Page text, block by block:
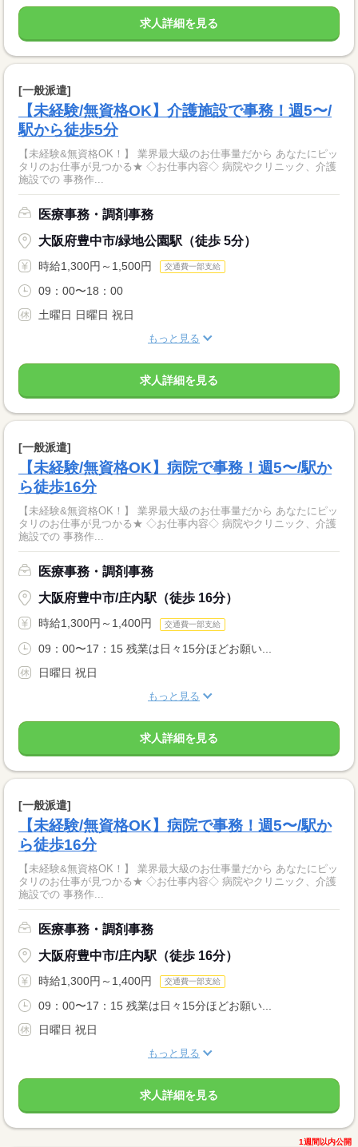
求人詳細を見る
[一般派遣]
【未経験/無資格OK】介護施設で事務！週5〜/
駅から徒歩5分
【未経験&無資格OK！】 業界最大級のお仕事量だから あなたにピッ
タリのお仕事が見つかる★ ◇お仕事内容◇ 病院やクリニック、介護
施設での 事務作...
医療事務・調剤事務
大阪府豊中市/緑地公園駅（徒歩 5分）
時給1,300円～1,500円 交通費一部支給
09：00〜18：00
土曜日 日曜日 祝日
もっと見る
求人詳細を見る
[一般派遣]
【未経験/無資格OK】病院で事務！週5〜/駅か
ら徒歩16分
【未経験&無資格OK！】 業界最大級のお仕事量だから あなたにピッ
タリのお仕事が見つかる★ ◇お仕事内容◇ 病院やクリニック、介護
施設での 事務作...
医療事務・調剤事務
大阪府豊中市/庄内駅（徒歩 16分）
時給1,300円～1,400円 交通費一部支給
09：00〜17：15 残業は日々15分ほどお願い...
日曜日 祝日
もっと見る
求人詳細を見る
[一般派遣]
【未経験/無資格OK】病院で事務！週5〜/駅か
ら徒歩16分
【未経験&無資格OK！】 業界最大級のお仕事量だから あなたにピッ
タリのお仕事が見つかる★ ◇お仕事内容◇ 病院やクリニック、介護
施設での 事務作...
医療事務・調剤事務
大阪府豊中市/庄内駅（徒歩 16分）
時給1,300円～1,400円 交通費一部支給
09：00〜17：15 残業は日々15分ほどお願い...
日曜日 祝日
もっと見る
求人詳細を見る
1週間以内公開